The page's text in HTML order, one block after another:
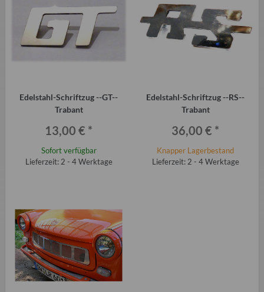
Edelstahl-Schriftzug --GT--
Trabant
13,00 € *
Sofort verfügbar
Lieferzeit: 2 - 4 Werktage
Edelstahl-Schriftzug --RS--
Trabant
36,00 € *
Knapper Lagerbestand
Lieferzeit: 2 - 4 Werktage